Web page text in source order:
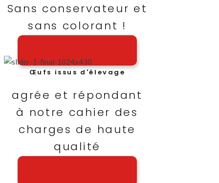
Sans conservateur et
sans colorant !
Œufs issus d'élevage
agrée et répondant
à notre cahier des
charges de haute
qualité